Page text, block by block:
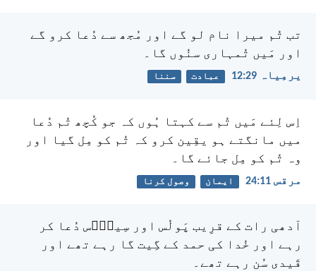
تب تُم میرا نام لو گے اور مُجھ سے دُعا کرو گے
اور مَیں تُمہاری سنُوں گا۔
یرمِیاہ 29:‏12 عبادت سننا
اِس لِئے مَیں تُم سے کہتا ہُوں کہ جو کُچھ تُم دُعا
میں مانگتے ہو یقِین کرو کہ تُم کو مِل گیا اور
وہ تُم کو مِل جائے گا۔
مرقس 11:‏24 ایمان وصول کرنا
آدھی رات کے قرِیب پَولُس اور سِیلاؔس دُعا کر
رہے اور خُدا کی حمد کے گِیت گا رہے تھے اور
قَیدی سُن رہے تھے۔